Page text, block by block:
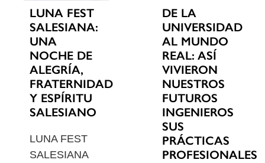
LUNA FEST
SALESIANA:
UNA
NOCHE DE
ALEGRÍA,
FRATERNIDAD
Y ESPÍRITU
SALESIANO
LUNA FEST
SALESIANA
DE LA
UNIVERSIDAD
AL MUNDO
REAL: ASÍ
VIVIERON
NUESTROS
FUTUROS
INGENIEROS
SUS
PRÁCTICAS
PROFESIONALES